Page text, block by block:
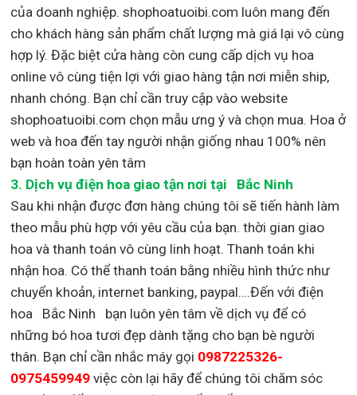
của doanh nghiệp. shophoatuoibi.com luôn mang đến
cho khách hàng sản phẩm chất lượng mà giá lại vô cùng
hợp lý. Đặc biệt cửa hàng còn cung cấp dịch vụ hoa
online vô cùng tiện lợi với giao hàng tận nơi miễn ship,
nhanh chóng. Bạn chỉ cần truy cập vào website
shophoatuoibi.com chọn mẫu ưng ý và chọn mua. Hoa ở
web và hoa đến tay người nhận giống nhau 100% nên
bạn hoàn toàn yên tâm
3. Dịch vụ điện hoa giao tận nơi tại Bắc Ninh
Sau khi nhận được đơn hàng chúng tôi sẽ tiến hành làm
theo mẫu phù hợp với yêu cầu của bạn. thời gian giao
hoa và thanh toán vô cùng linh hoạt. Thanh toán khi
nhận hoa. Có thể thanh toán bằng nhiều hình thức như
chuyển khoản, internet banking, paypal….Đến với điện
hoa Bắc Ninh bạn luôn yên tâm về dịch vụ để có
những bó hoa tươi đẹp dành tặng cho bạn bè người
thân. Bạn chỉ cần nhắc máy gọi 0987225326-
0975459949việc còn lại hãy để chúng tôi chăm sóc